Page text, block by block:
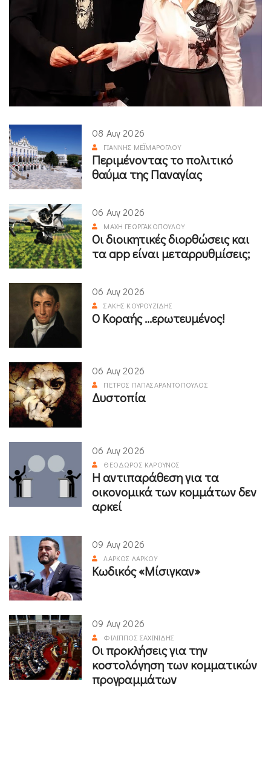
08 Αυγ 2026
ΓΙΆΝΝΗΣ ΜΕΪΜΆΡΟΓΛΟΥ
Περιμένοντας το πολιτικό
θαύμα της Παναγίας
06 Αυγ 2026
ΜΆΧΗ ΓΕΩΡΓΑΚΟΠΟΎΛΟΥ
Οι διοικητικές διορθώσεις και
τα app είναι μεταρρυθμίσεις;
06 Αυγ 2026
ΣΆΚΗΣ ΚΟΥΡΟΥΖΊΔΗΣ
Ο Κοραής ...ερωτευμένος!
06 Αυγ 2026
ΠΈΤΡΟΣ ΠΑΠΑΣΑΡΑΝΤΌΠΟΥΛΟΣ
Δυστοπία
06 Αυγ 2026
ΘΕΌΔΩΡΟΣ ΚΑΡΟΎΝΟΣ
Η αντιπαράθεση για τα
οικονομικά των κομμάτων δεν
αρκεί
09 Αυγ 2026
ΛΆΡΚΟΣ ΛΆΡΚΟΥ
Κωδικός «Μίσιγκαν»
09 Αυγ 2026
ΦΊΛΙΠΠΟΣ ΣΑΧΙΝΊΔΗΣ
Οι προκλήσεις για την
κοστολόγηση των κομματικών
προγραμμάτων